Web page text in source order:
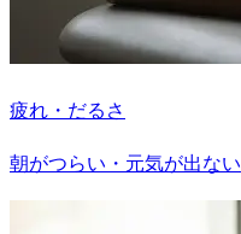
疲れ・だるさ
朝がつらい・元気が出ない